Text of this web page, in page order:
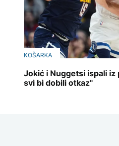
KOŠARKA
Jokić i Nuggetsi ispali iz
svi bi dobili otkaz"